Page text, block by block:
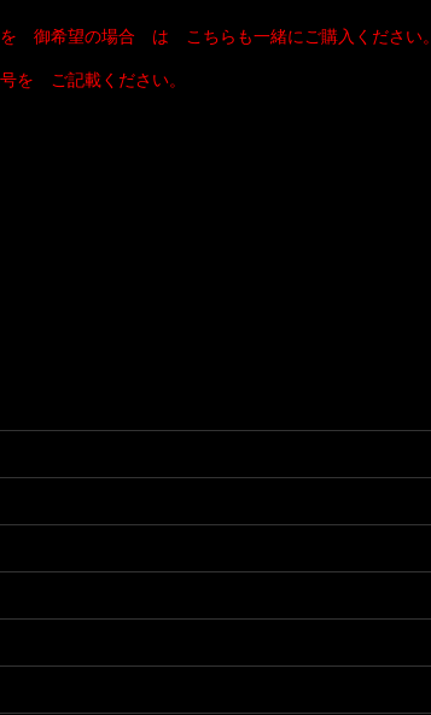
御希望の場合 は こちらも一緒にご購入ください。
を ご記載ください。